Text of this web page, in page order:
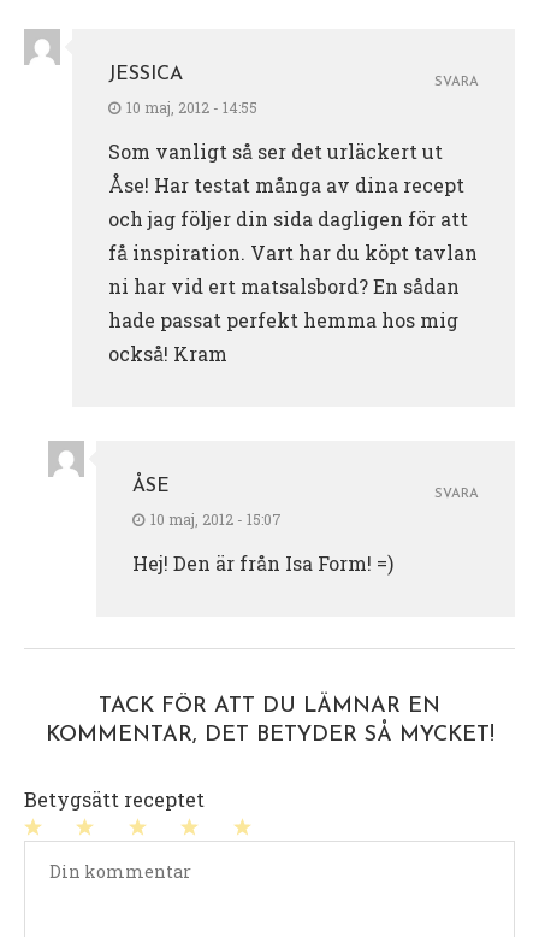
JESSICA
10 maj, 2012 - 14:55
Som vanligt så ser det urläckert ut
Åse! Har testat många av dina recept
och jag följer din sida dagligen för att
få inspiration. Vart har du köpt tavlan
ni har vid ert matsalsbord? En sådan
hade passat perfekt hemma hos mig
också! Kram
SVARA
ÅSE
10 maj, 2012 - 15:07
Hej! Den är från Isa Form! =)
SVARA
TACK FÖR ATT DU LÄMNAR EN
KOMMENTAR, DET BETYDER SÅ MYCKET!
Betygsätt receptet
stjärnor
stjärnor
stjärnor
stjärna